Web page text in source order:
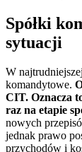
Spółki
sytuacji
W
komandytowe.
CIT. Oznacza
raz na etapie
nowych
jednak prawo
przychodów i